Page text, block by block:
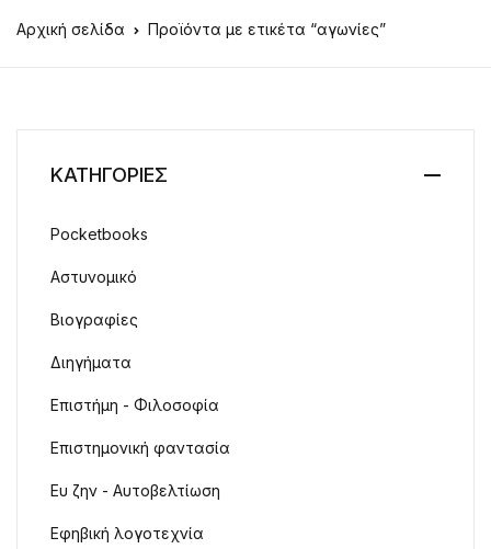
Αρχική σελίδα Προϊόντα με ετικέτα “αγωνίες”
ΚΑΤΗΓΟΡΙΕΣ
Pocketbooks
Αστυνομικό
Βιογραφίες
Διηγήματα
Επιστήμη - Φιλοσοφία
Επιστημονική φαντασία
Ευ ζην - Αυτοβελτίωση
Εφηβική λογοτεχνία